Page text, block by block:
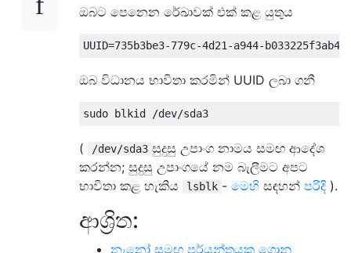
ඔබට පෙනෙන රේඛාවක් එක් කළ යුතුය
ඔබ විධානය භාවිතා කරමින් UUID ලබා ගනී
( /dev/sda3 සුදුසු උපාංග නාමය සමඟ ආදේශ
කරන්න; සුදුසු උපාංගයේ නම බැලීමට අපට
භාවිතා කළ හැකිය
lsblk - මෙහි සඳහන් පරිදි ).
ආශ්‍රිත:
නැනෝ සමඟ පර්යන්තයක ගොනු